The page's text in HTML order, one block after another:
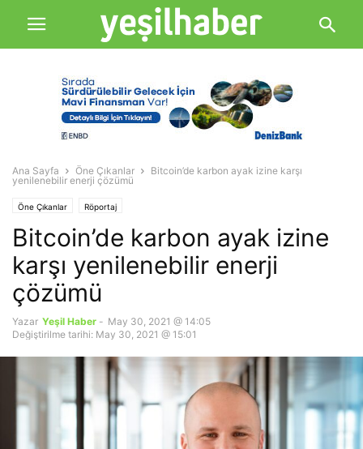
Ana Sayfa Öne Çıkanlar
Bitcoin’de karbon ayak izine karşı
yenilenebilir enerji çözümü
Öne Çıkanlar Röportaj
Bitcoin’de karbon ayak izine
karşı yenilenebilir enerji
çözümü
Yazar Yeşil Haber - May 30, 2021 @ 14:05
Değiştirilme tarihi: May 30, 2021 @ 15:01